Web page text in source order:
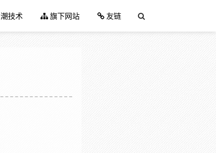
潮技术 旗下网站 友链